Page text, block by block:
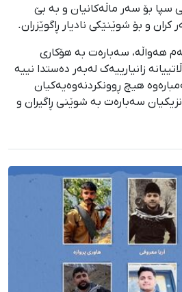
سپا بۆ سەر ماڵەکانیان و بە بێ
و بۆ شوێنێکی نادیار ڕاگوێزران.
هەواڵە، سەبارەت بە هۆکاری
زانیارییەک لەبەر دەستدا نییە
هیچ ڕوونکردنەوەیەکیان
سەبارەت بە شوێنی ڕاگیران و